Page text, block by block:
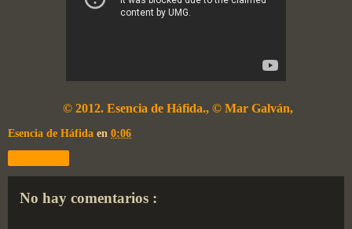
© 2012. Esencia de Háfida., © Mar Galván,
Esencia de Háfida en 0:06
No hay comentarios :